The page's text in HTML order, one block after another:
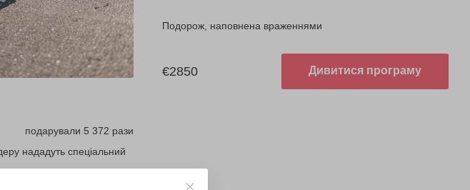
подарували 5 372 рази
нададуть спеціальний
Подорож, наповнена враженнями
€2850 Дивитися програму